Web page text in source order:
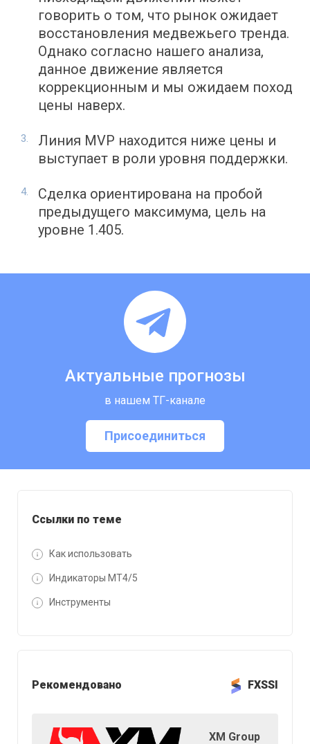
Ссылки по теме
Как использовать
Индикаторы MT4/5
Инструменты
Рекомендовано FXSSI
XM Group
говорить о том, что рынок ожидает
восстановления медвежьего тренда.
Однако согласно нашего анализа,
данное движение является
коррекционным и мы ожидаем поход
цены наверх.
Линия MVP находится ниже цены и
выступает в роли уровня поддержки.
Сделка ориентирована на пробой
предыдущего максимума, цель на
уровне 1.405.
Актуальные прогнозы
в нашем ТГ-канале
Присоединиться